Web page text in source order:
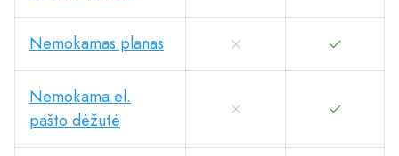
Nemokamas planas
Nemokama el.
pašto dėžutė